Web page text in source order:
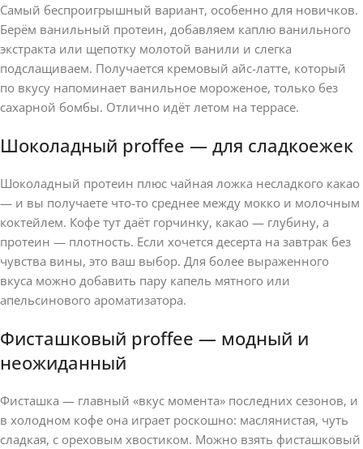
Самый беспроигрышный вариант, особенно для новичков.
Берём ванильный протеин, добавляем каплю ванильного
экстракта или щепотку молотой ванили и слегка
подслащиваем. Получается кремовый айс-латте, который
по вкусу напоминает ванильное мороженое, только без
сахарной бомбы. Отлично идёт летом на террасе.
Шоколадный proffee — для сладкоежек
Шоколадный протеин плюс чайная ложка несладкого какао
— и вы получаете что-то среднее между мокко и молочным
коктейлем. Кофе тут даёт горчинку, какао — глубину, а
протеин — плотность. Если хочется десерта на завтрак без
чувства вины, это ваш выбор. Для более выраженного
вкуса можно добавить пару капель мятного или
апельсинового ароматизатора.
Фисташковый proffee — модный и
неожиданный
Фисташка — главный «вкус момента» последних сезонов, и
в холодном кофе она играет роскошно: маслянистая, чуть
сладкая, с ореховым хвостиком. Можно взять фисташковый